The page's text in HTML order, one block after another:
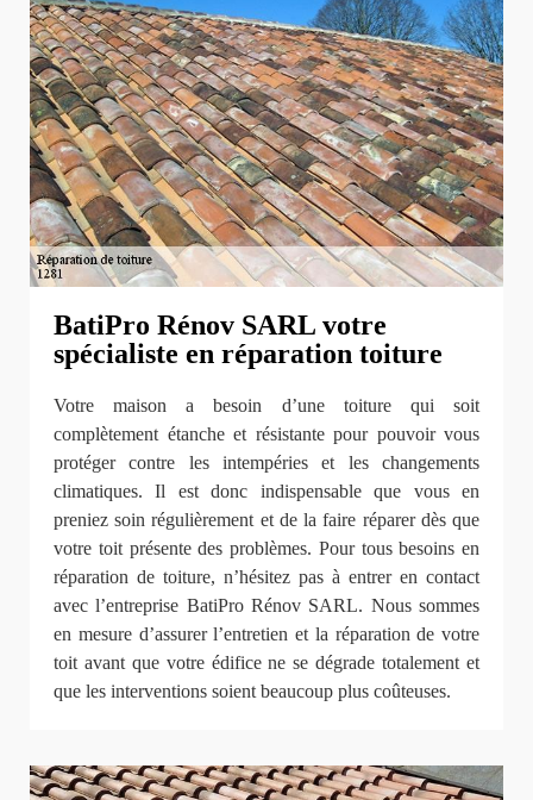
BatiPro Rénov SARL votre
spécialiste en réparation toiture
Votre maison a besoin d’une toiture qui soit
complètement étanche et résistante pour pouvoir vous
protéger contre les intempéries et les changements
climatiques. Il est donc indispensable que vous en
preniez soin régulièrement et de la faire réparer dès que
votre toit présente des problèmes. Pour tous besoins en
réparation de toiture, n’hésitez pas à entrer en contact
avec l’entreprise BatiPro Rénov SARL. Nous sommes
en mesure d’assurer l’entretien et la réparation de votre
toit avant que votre édifice ne se dégrade totalement et
que les interventions soient beaucoup plus coûteuses.